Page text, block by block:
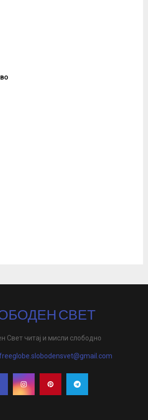
СВЕТ
Свет читај и мисли слободно